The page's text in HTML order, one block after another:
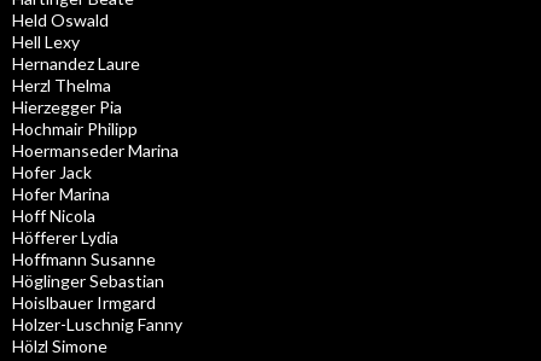
Held Oswald
Hell Lexy
Hernandez Laure
Herzl Thelma
Hierzegger Pia
Hochmair Philipp
Hoermanseder Marina
Hofer Jack
Hofer Marina
Hoff Nicola
Höfferer Lydia
Hoffmann Susanne
Höglinger Sebastian
Hoislbauer Irmgard
Holzer-Luschnig Fanny
Hölzl Simone